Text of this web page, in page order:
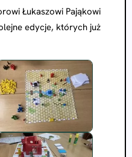
Łukaszowi Pająkowi
edycje, których już